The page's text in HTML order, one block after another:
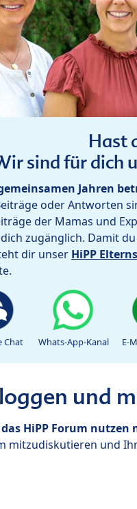
Hast
sind für dich
Jahren
oder Antworten
der Mamas und
zugänglich. Damit
dir unser HiPP
Chat Whats-App-Kanal E-
und
HiPP Forum nutzen
mitzudiskutieren und